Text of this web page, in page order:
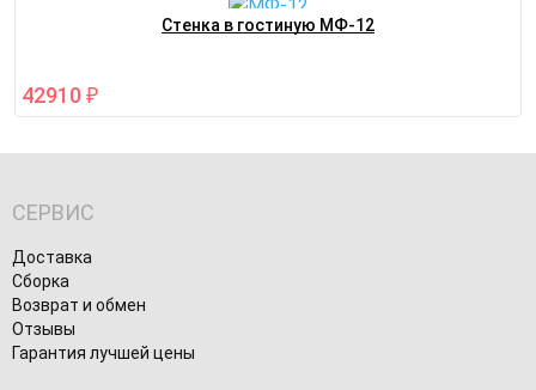
Стенка в гостиную МФ-12
42910 ₽
СЕРВИС
Доставка
Сборка
Возврат и обмен
Отзывы
Гарантия лучшей цены